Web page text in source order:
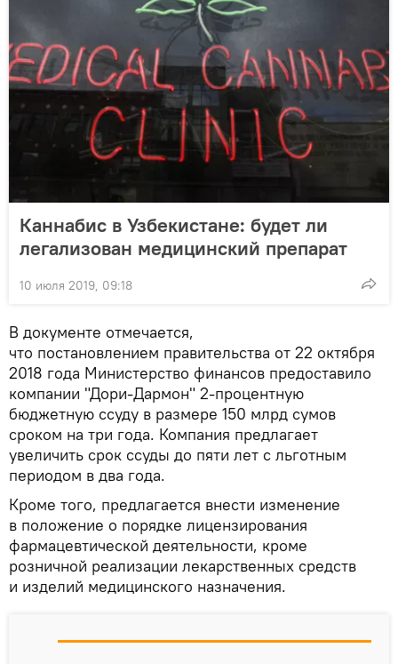
Каннабис в Узбекистане: будет ли
легализован медицинский препарат
10 июля 2019, 09:18
В документе отмечается,
что постановлением правительства от 22 октября
2018 года Министерство финансов предоставило
компании "Дори-Дармон" 2-процентную
бюджетную ссуду в размере 150 млрд сумов
сроком на три года. Компания предлагает
увеличить срок ссуды до пяти лет с льготным
периодом в два года.
Кроме того, предлагается внести изменение
в положение о порядке лицензирования
фармацевтической деятельности, кроме
розничной реализации лекарственных средств
и изделий медицинского назначения.